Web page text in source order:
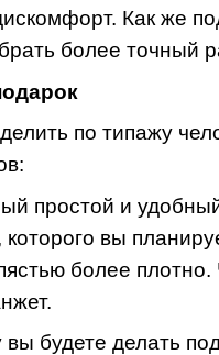
Как же
более точный
по типажу
простой и
вы
более
.
вы будете делать